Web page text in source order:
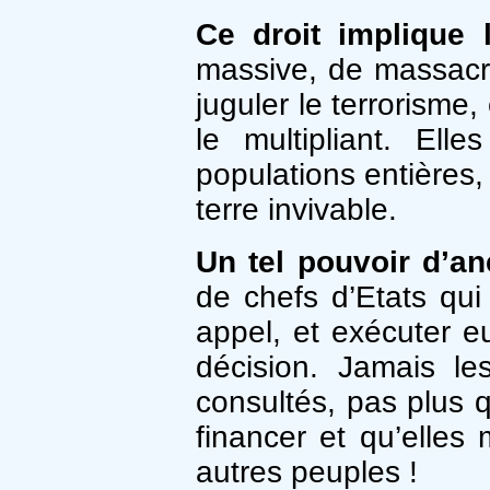
Ce droit implique
massive, de
juguler le
le multipliant.
populations
terre invivable.
Un tel pouvoir
de chefs d’Etats
appel, et exécuter
décision. Jamais
consultés, pas plus
financer et
autres peuples !